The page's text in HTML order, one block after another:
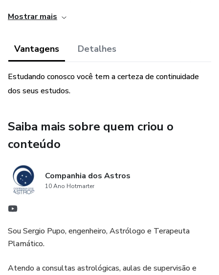
lógica e coerente, tanto para você como para qualquer
E ainda poderá baixar uma apostila de 65 páginas com o
Mostrar mais
Vantagens Detalhes
Estudando conosco você tem a certeza de continuidade
dos seus estudos.
Saiba mais sobre quem criou o
conteúdo
Companhia dos Astros
10 Ano Hotmarter
Sou Sergio Pupo, engenheiro, Astrólogo e Terapeuta
Plamático.
Atendo a consultas astrológicas, aulas de supervisão e